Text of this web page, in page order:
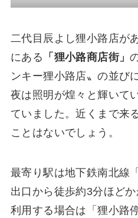
二代目辰よし狸小路店が
にある 「狸小路商店街」
ンキー狸小路店〟の並び
夜は照明が煌々と輝いて
ていました。近くまで来
ことはないでしょう。
最寄り駅は地下鉄南北線
出口から徒歩約3分ほど
利用する場合は「狸小路